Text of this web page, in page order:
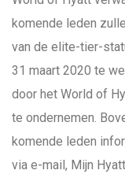
komende leden
van de elite-tier-
31 maart 2020 te
door het World of
te ondernemen.
komende leden
via e-mail, Mijn